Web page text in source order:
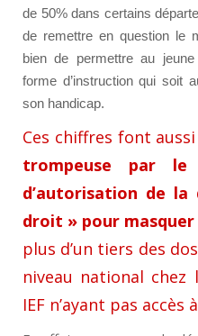
de 50% dans certains
de remettre en question le
bien de permettre au
forme d’instruction qui soit
son handicap.
Ces chiffres font
trompeuse par
d’autorisation de
droit » pour
plus d’un tiers des
niveau national chez
IEF n’ayant pas